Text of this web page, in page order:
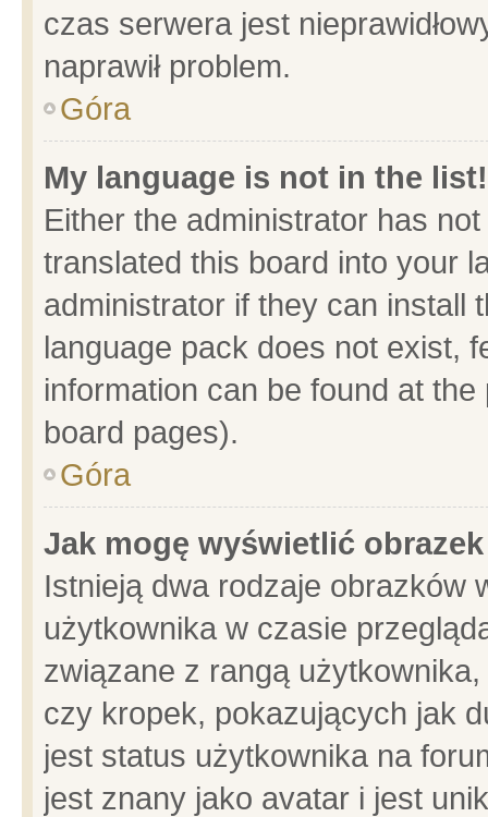
czas serwera jest
naprawił problem.
Góra
My language is not in the list!
Either the administrator has
translated this board into your
administrator if they can install
language pack does not exist,
information can be found at
board pages).
Góra
Jak mogę wyświetlić
Istnieją dwa rodzaje obrazków
użytkownika w czasie
związane z rangą
czy kropek, pokazujących jak
jest status użytkownika na
jest znany jako avatar i jest